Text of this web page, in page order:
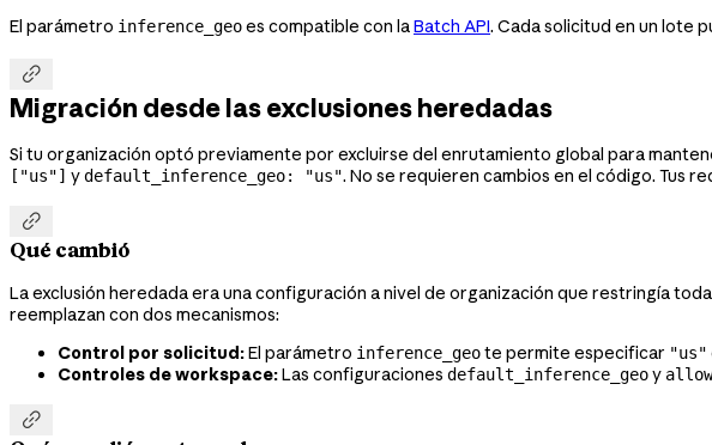
El parámetro inference_geoes compatible con laBatch API. Cada solicitud en un lote

Migración desde las exclusiones heredadas
Si tu organización optó previamente por excluirse del enrutamiento global para
["us"] ydefault_inference_geo: "us". No se requieren cambios en el código. Tus

Qué cambió
La exclusión heredada era una configuración a nivel de organización que restringía
reemplazan con dos mecanismos:
Control por solicitud:El parámetro inference_geote permite especificar "us"
Controles de workspace:Las configuraciones default_inference_geoy
